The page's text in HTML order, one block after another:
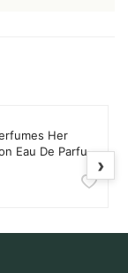
Her
Eau De Parfum
›